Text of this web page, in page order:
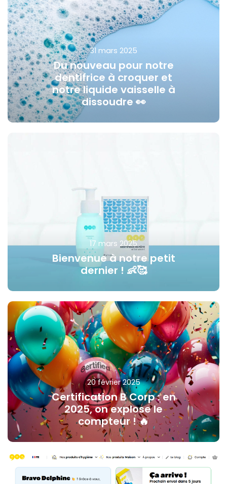
31 mars 2025
Du nouveau pour notre
dentifrice à croquer et
notre liquide vaisselle à
dissoudre 👀
17 mars 2025
Bienvenue à notre petit
dernier ! 👶🥰
20 février 2025
Certification B Corp : en
2025, on explose le
compteur ! 🔥